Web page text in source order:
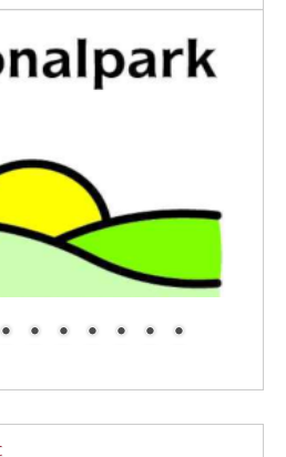
zum Reden? Klicke hier